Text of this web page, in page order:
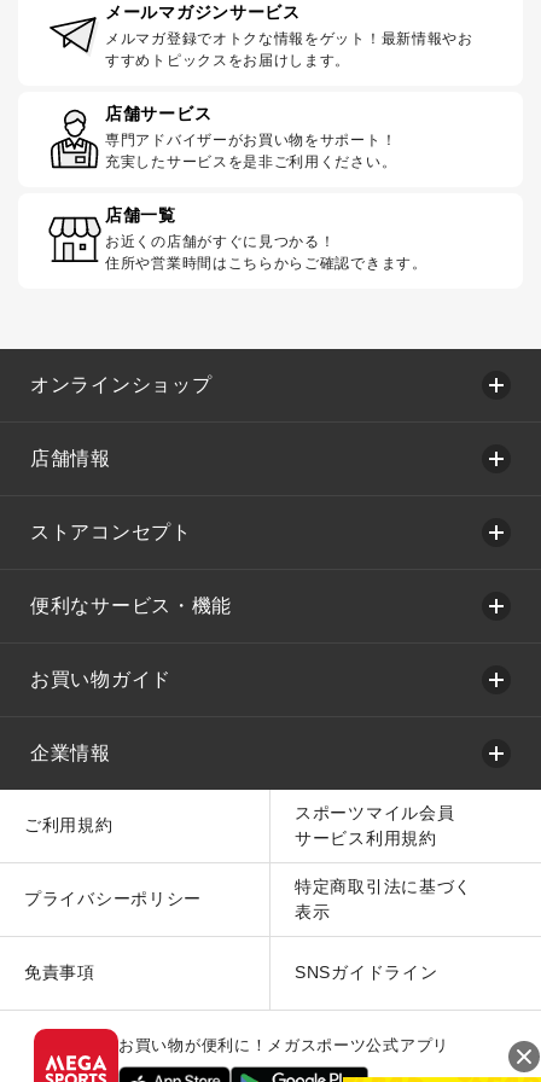
メールマガジンサービス
メルマガ登録でオトクな情報をゲット！最新情報やお
すすめトピックスをお届けします。
店舗サービス
専門アドバイザーがお買い物をサポート！
充実したサービスを是非ご利用ください。
店舗一覧
お近くの店舗がすぐに見つかる！
住所や営業時間はこちらからご確認できます。
オンラインショップ
店舗情報
ストアコンセプト
便利なサービス・機能
お買い物ガイド
企業情報
ご利用規約
スポーツマイル会員
サービス利用規約
プライバシーポリシー
特定商取引法に基づく
表示
免責事項 SNSガイドライン
お買い物が便利に！メガスポーツ公式アプリ